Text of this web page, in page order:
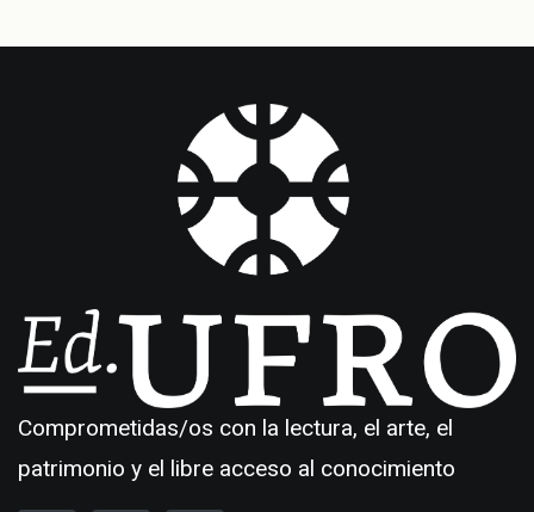
Comprometidas/os con la lectura, el arte, el
patrimonio y el libre acceso al conocimiento